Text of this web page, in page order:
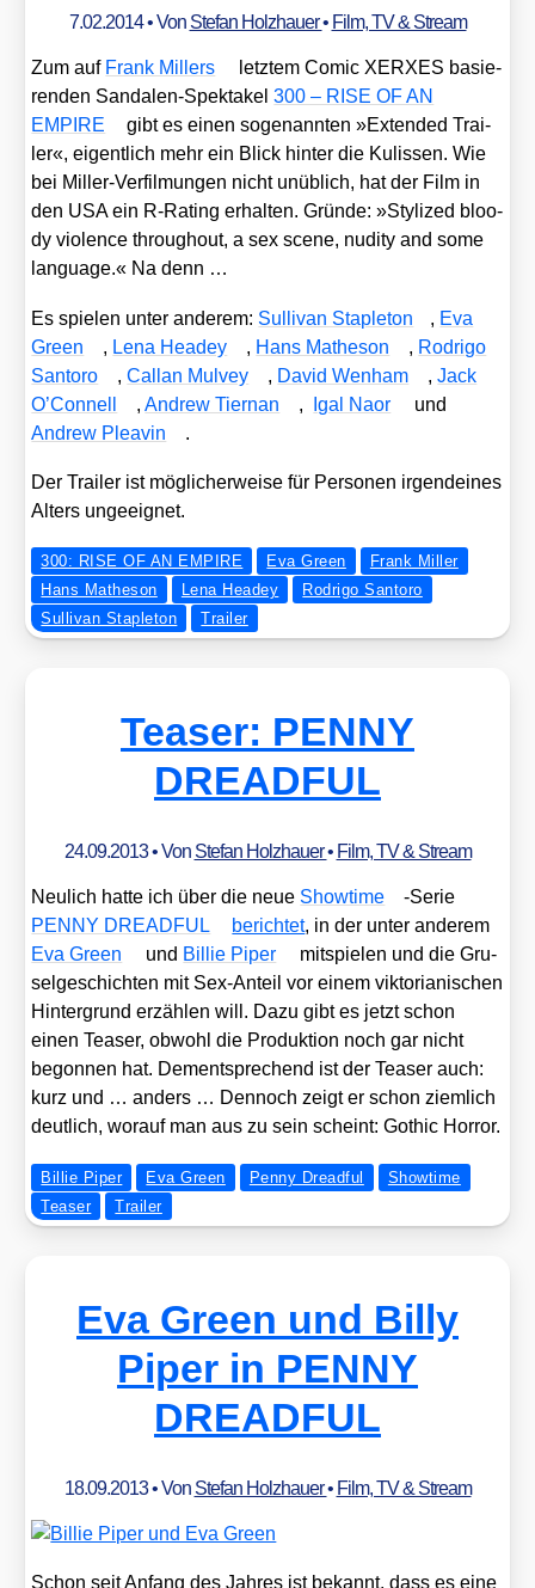
7.02.2014• Von Stefan Holzhauer• Film, TV & Stream
Zum auf Frank Mil­lers
letz­tem Comic XERXES basie­
ren­den San­da­len-Spek­ta­kel300 – RISE OF AN
EMPIRE
gibt es einen soge­nann­ten »Exten­ded Trai­
ler«, eigent­lich mehr ein Blick hin­ter die Kulis­sen. Wie
bei Mil­ler-Ver­fil­mun­gen nicht unüb­lich, hat der Film in
den USA ein R‑Rating erhal­ten. Grün­de: »Sty­li­zed bloo­
dy vio­lence throug­hout, a sex sce­ne, nudi­ty and some
lan­guage.« Na denn …
Es spie­len unter ande­rem: Sul­li­van Stap­le­ton , Eva
Green
, Lena Hea­dey , Hans Mathe­son , Rodri­go
San­to­ro
,Cal­lan Mul­vey , David Wen­ham ,Jack
O’Connell
,Andrew Tier­nan , Igal Naor
und
Andrew Plea­vin
.
Der Trai­ler ist mög­li­cher­wei­se für Per­so­nen irgend­ei­nes
Alters unge­eig­net.
300: RISE OF AN EMPIRE Eva Green
Frank Miller
Hans Matheson
Lena Headey
Rodrigo Santoro
Sullivan Stapleton
Trailer
Teaser: PENNY
DREADFUL
24.09.2013• Von Stefan Holzhauer• Film, TV & Stream
Neu­lich hat­te ich über die neue Show­time
-Serie
PENNY DREADFUL
berich­tet, in der unter ande­rem
Eva Green
und Bil­lie Piper
mit­spie­len und die Gru­
sel­ge­schich­ten mit Sex-Anteil vor einem vik­to­ria­ni­schen
Hin­ter­grund erzäh­len will. Dazu gibt es jetzt schon
einen Teaser, obwohl die Pro­duk­ti­on noch gar nicht
begon­nen hat. Dem­entspre­chend ist der Teaser auch:
kurz und … anders … Den­noch zeigt er schon ziem­lich
deut­lich, wor­auf man aus zu sein scheint: Gothic Hor­ror.
Billie Piper Eva Green Penny Dreadful
Showtime
Teaser
Trailer
Eva Green und Billy
Piper in PENNY
DREADFUL
18.09.2013• Von Stefan Holzhauer• Film, TV & Stream
Schon seit Anfang des Jah­res ist bekannt, dass es eine